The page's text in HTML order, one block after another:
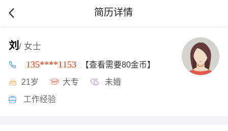
简历详情
刘 / 女士
135****1153 【查看需要80金币】
21岁 大专 未婚
工作经验